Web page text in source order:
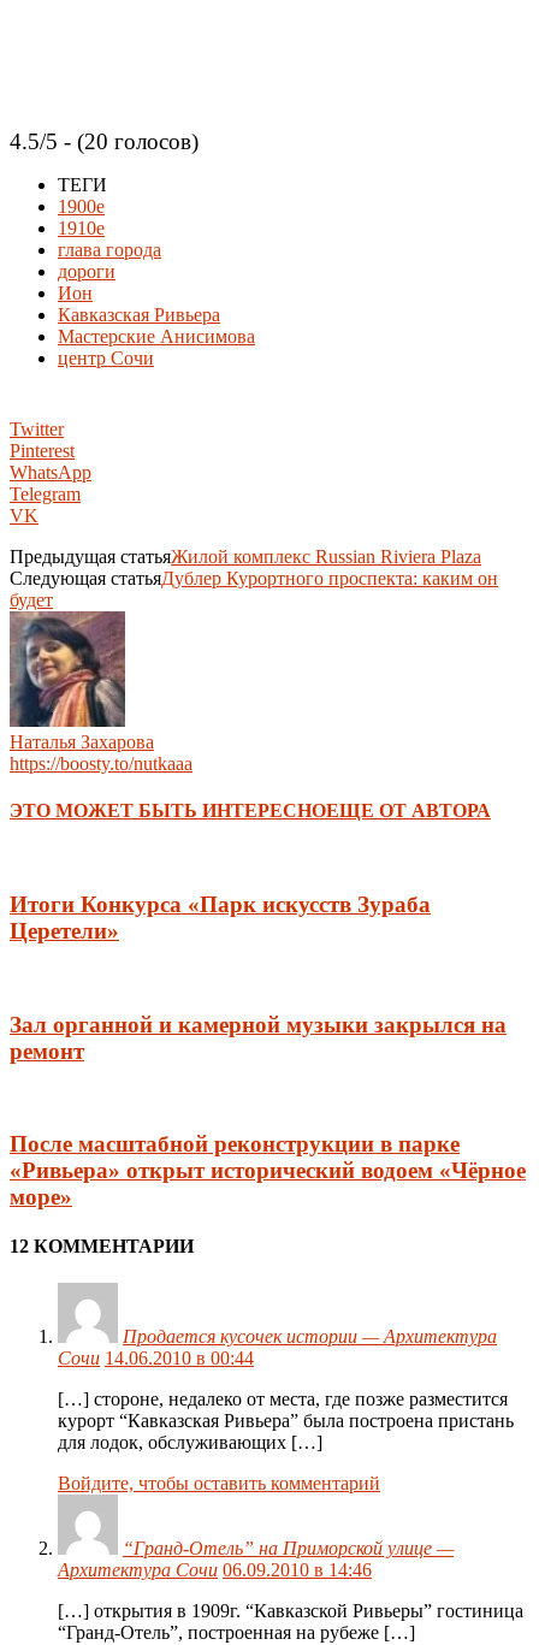
4.5/5 - (20 голосов)
ТЕГИ
1900е
1910е
глава города
дороги
Ион
Кавказская Ривьера
Мастерские Анисимова
центр Сочи
Twitter
Pinterest
WhatsApp
Telegram
VK
Предыдущая статьяЖилой комплекс Russian Riviera Plaza
Следующая статьяДублер Курортного проспекта: каким он
будет
Наталья Захарова
https://boosty.to/nutkaaa
ЭТО МОЖЕТ БЫТЬ ИНТЕРЕСНОЕЩЕ ОТ АВТОРА
Итоги Конкурса «Парк искусств Зураба
Церетели»
Зал органной и камерной музыки закрылся на
ремонт
После масштабной реконструкции в парке
«Ривьера» открыт исторический водоем «Чёрное
море»
12 КОММЕНТАРИИ
Продается кусочек истории — Архитектура
Сочи 14.06.2010 в 00:44
[…] стороне, недалеко от места, где позже разместится
курорт “Кавказская Ривьера” была построена пристань
для лодок, обслуживающих […]
Войдите, чтобы оставить комментарий
“Гранд-Отель” на Приморской улице —
Архитектура Сочи 06.09.2010 в 14:46
[…] открытия в 1909г. “Кавказской Ривьеры” гостиница
“Гранд-Отель”, построенная на рубеже […]